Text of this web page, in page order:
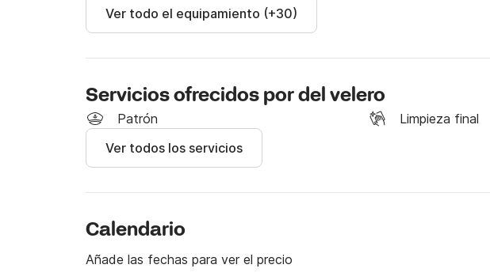
¡¡¡Cualquier duda contáctenos a través de Click&Boat!! Te esperamos.
Ver todo el equipamiento (+30)
Servicios ofrecidos por del velero
Patrón
Limpieza final
Ver todos los servicios
Calendario
Añade las fechas para ver el precio